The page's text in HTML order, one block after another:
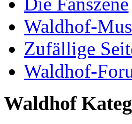
Waldhof-
Zufällige
Waldhof-
Waldhof